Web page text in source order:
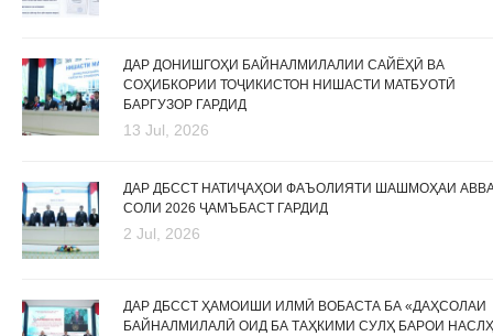
ДАР ДОНИШГОҲИ БАЙНАЛМИЛАЛИИ САЙЁҲӢ ВА
СОҲИБКОРИИ ТОҶИКИСТОН НИШАСТИ МАТБУОТӢ
БАРГУЗОР ГАРДИД
13 Jul, 2026
ДАР ДБССТ НАТИҶАҲОИ ФАЪОЛИЯТИ ШАШМОҲАИ
СОЛИ 2026 ҶАМЪБАСТ ГАРДИД
2 Jul, 2026
ДАР ДБССТ ҲАМОИШИ ИЛМӢ ВОБАСТА БА «ДАҲСОЛАИ
БАЙНАЛМИЛАЛӢ ОИД БА ТАҲКИМИ СУЛҲ БАРОИ